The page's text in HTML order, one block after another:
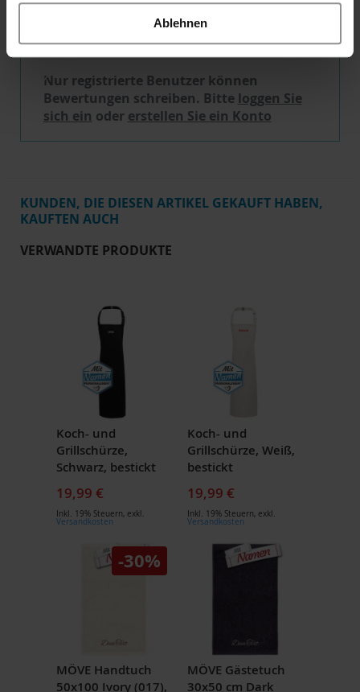
Ablehnen
Schreibe eine Bewertung
Nur registrierte Benutzer können
Bewertungen schreiben. Bitte loggen Sie
sich ein oder erstellen Sie ein Konto
KUNDEN, DIE DIESEN ARTIKEL GEKAUFT HABEN,
KAUFTEN AUCH
VERWANDTE PRODUKTE
Koch- und
Grillschürze,
Schwarz, bestickt
19,99 €
Inkl. 19% Steuern, exkl.
Versandkosten
Koch- und
Grillschürze, Weiß,
bestickt
19,99 €
Inkl. 19% Steuern, exkl.
Versandkosten
-30%
MÖVE Handtuch
50x100 Ivory (017),
MÖVE Gästetuch
30x50 cm Dark